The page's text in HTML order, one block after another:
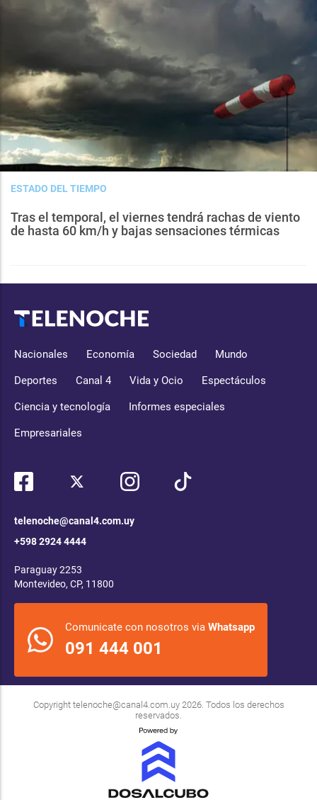
ESTADO DEL TIEMPO
Tras el temporal, el viernes tendrá rachas de viento
de hasta 60 km/h y bajas sensaciones térmicas
Nacionales Economía Sociedad Mundo
Deportes Canal 4 Vida y Ocio Espectáculos
Ciencia y tecnología Informes especiales
Empresariales
telenoche@canal4.com.uy
+598 2924 4444
Paraguay 2253
Montevideo, CP, 11800
Comunicate con nosotros via Whatsapp
091 444 001
Copyright telenoche@canal4.com.uy2026. Todos los derechos
reservados.